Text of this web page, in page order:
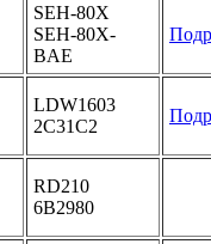
SEH-80X
SEH-80X-
BAE
LDW1603
2C31C2
RD210
6B2980